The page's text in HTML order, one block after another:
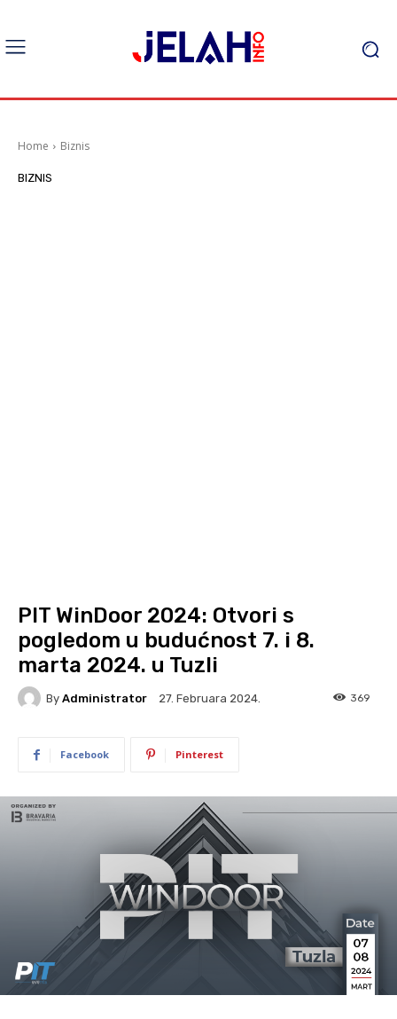
Home Biznis
BIZNIS
PIT WinDoor 2024: Otvori s
pogledom u budućnost 7. i 8.
marta 2024. u Tuzli
By Administrator 27. Februara 2024. 369
Facebook Pinterest